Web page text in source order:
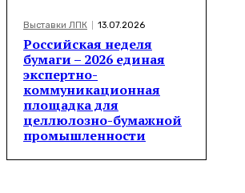
Выставки ЛПК 13.07.2026
Российская неделя
бумаги – 2026 единая
экспертно-
коммуникационная
площадка для
целлюлозно-бумажной
промышленности